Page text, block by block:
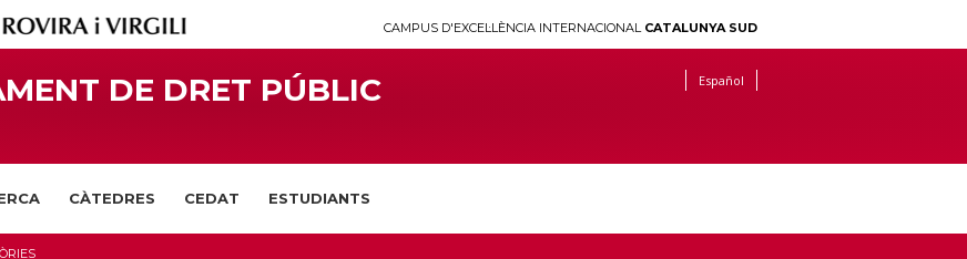
CAMPUS D'EXCEL·LÈNCIA INTERNACIONAL CATALUNYA SUD
DE DRET PÚBLIC Español
CÀTEDRES CEDAT ESTUDIANTS